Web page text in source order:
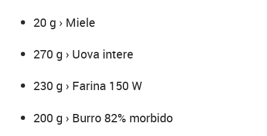
20 g › Miele
270 g › Uova intere
230 g › Farina 150 W
200 g › Burro 82% morbido